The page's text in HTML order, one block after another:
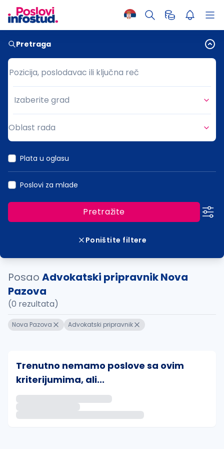
Pretraga
Pozicija, poslodavac ili ključna reč
Pozicija, poslodavac ili ključna reč
Grad
Izaberite grad
Oblast rada
Plata u oglasu
Poslovi za mlade
Pretražite
Poništite filtere
Posao Advokatski pripravnik Nova
Pazova
(0 rezultata)
Nova Pazova Advokatski pripravnik
Trenutno nemamo poslove sa ovim
kriterijumima, ali...